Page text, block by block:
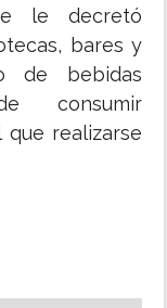
le decretó
bares y
de bebidas
consumir
realizarse